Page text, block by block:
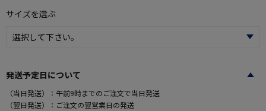
サイズを選ぶ
発送予定日について
（当日発送）：午前9時までのご注文で当日発送
（翌日発送）：ご注文の翌営業日の発送